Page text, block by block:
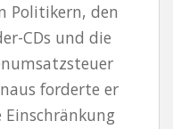
Politikern, den
CDs und die
forderte er